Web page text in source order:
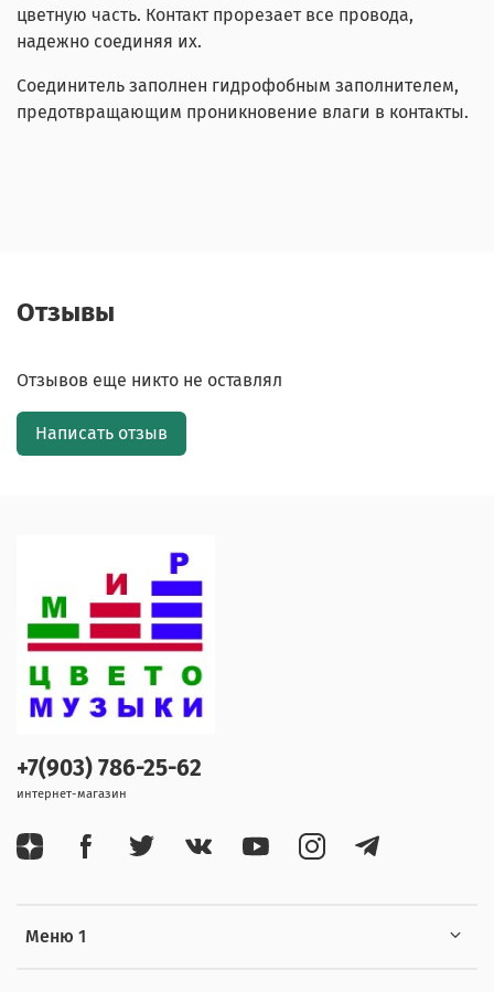
цветную часть. Контакт прорезает все провода,
надежно соединяя их.
Соединитель заполнен гидрофобным заполнителем,
предотвращающим проникновение влаги в контакты.
Отзывы
Отзывов еще никто не оставлял
Написать отзыв
Меню 1
+7(903) 786-25-62
интернет-магазин